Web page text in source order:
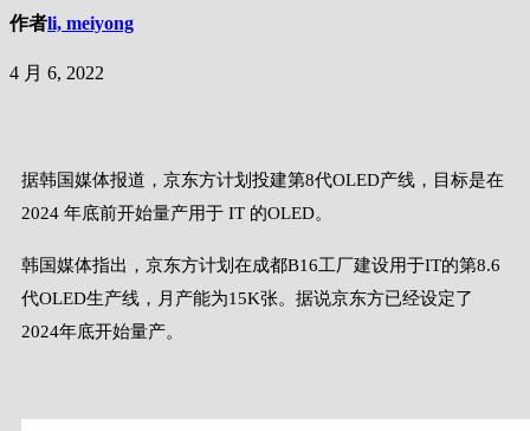
作者li, meiyong
4 月 6, 2022
据韩国媒体报道，京东方计划投建第8代OLED产线，目标是在
2024 年底前开始量产用于 IT 的OLED。
韩国媒体指出，京东方计划在成都B16工厂建设用于IT的第8.6
代OLED生产线，月产能为15K张。据说京东方已经设定了
2024年底开始量产。